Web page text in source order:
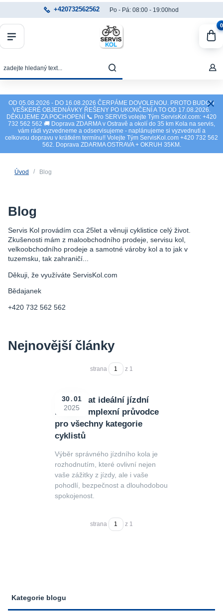
OD 05.08.2026 - DO 16.08.2026 ČERPÁME DOVOLENOU. PROTO BUDOU
VEŠKERÉ OBJEDNÁVKY ŘEŠENY PO UKONČENÍ A TO OD 17.08.2026.
DĚKUJEME ZA POCHOPENÍ 📞 Pro SERVIS volejte Tým ServisKol.com: +420
732 562 562 🚚 Doprava ZDARMA v Ostravě a okolí do 35 km Kola na servis,
vám rádi vyzvedneme a odservisujeme - naplánujeme si vyzvednutí a
celkovou dopravu v krátkém termínu!! Volejte Tým ServisKol.com +420 732 562
562. Doprava ZDARMA OSTRAVA + OKRUH 35KM.
+420732562562 Po - Pá: 08:00 - 19:00hod
0
Úvod Blog
Kategorie blogu
Blog
Servis Kol provádím cca 25let a věnuji cyklistice celý život.
Zkušenosti mám z maloobchodního prodeje, servisu kol,
velkoobchodního prodeje a samotné vároby kol a to jak v
tuzemsku, tak zahraničí...
Děkuji, že využíváte ServisKol.com
Bědajanek
+420 732 562 562
Nejnovější články
strana z 1
Jak vybrat ideální jízdní
kolo: Komplexní průvodce
pro všechny kategorie
cyklistů
30 01
2025
Výběr správného jízdního kola je
rozhodnutím, které ovlivní nejen
vaše zážitky z jízdy, ale i vaše
pohodlí, bezpečnost a dlouhodobou
spokojenost.
strana z 1